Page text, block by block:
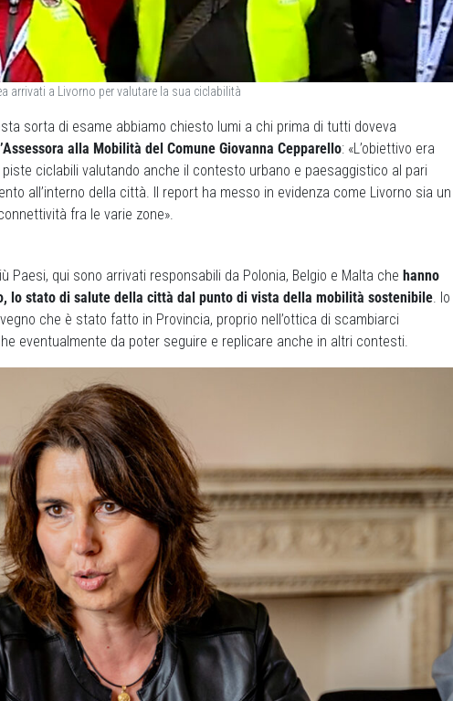
arrivati a Livorno per valutare la sua ciclabilità
sorta di esame abbiamo chiesto lumi a chi prima di tutti doveva
alla Mobilità del Comune Giovanna Cepparello: «L’obiettivo era
ciclabili valutando anche il contesto urbano e paesaggistico al pari
all’interno della città. Il report ha messo in evidenza come Livorno sia un
fra le varie zone».
Paesi, qui sono arrivati responsabili da Polonia, Belgio e Malta che hanno
lo stato di salute della città dal punto di vista della mobilità sostenibile . Io
che è stato fatto in Provincia, proprio nell’ottica di scambiarci
eventualmente da poter seguire e replicare anche in altri contesti.